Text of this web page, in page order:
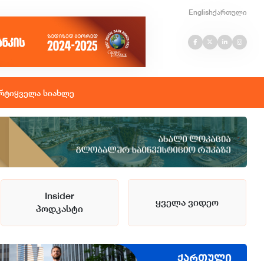
Englishქართული
ყველა სიახლე
Insider
პოდკასტი
ყველა ვიდეო